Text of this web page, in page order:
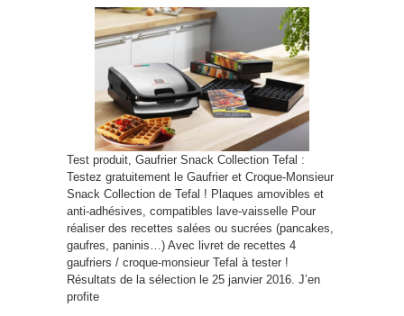
Test produit, Gaufrier Snack Collection Tefal :
Testez gratuitement le Gaufrier et Croque-Monsieur
Snack Collection de Tefal ! Plaques amovibles et
anti-adhésives, compatibles lave-vaisselle Pour
réaliser des recettes salées ou sucrées (pancakes,
gaufres, paninis…) Avec livret de recettes 4
gaufriers / croque-monsieur Tefal à tester !
Résultats de la sélection le 25 janvier 2016. J’en
profite